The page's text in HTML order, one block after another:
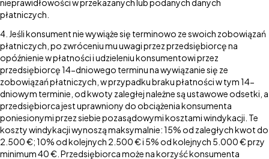
nieprawidłowości w przekazanych lub podanych danych
płatniczych.
Jeśli konsument nie wywiąże się terminowo ze swoich zobowiązań
płatniczych, po zwróceniu mu uwagi przez przedsiębiorcę na
opóźnienie w płatności i udzieleniu konsumentowi przez
przedsiębiorcę 14-dniowego terminu na wywiązanie się ze
zobowiązań płatniczych, w przypadku braku płatności w tym 14-
dniowym terminie, od kwoty zaległej należne są ustawowe odsetki, a
przedsiębiorca jest uprawniony do obciążenia konsumenta
poniesionymi przez siebie pozasądowymi kosztami windykacji. Te
koszty windykacji wynoszą maksymalnie: 15% od zaległych kwot do
2.500 €; 10% od kolejnych 2.500 € i 5% od kolejnych 5.000 € przy
minimum 40 €. Przedsiębiorca może na korzyść konsumenta